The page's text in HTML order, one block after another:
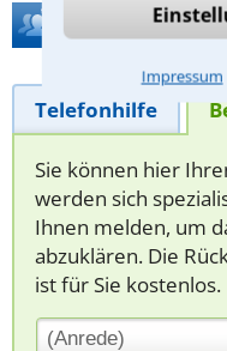
Impressum
Hilfe bei
Telefonhilfe
Sie können hier
werden sich
Ihnen melden, um
abzuklären. Die
ist für Sie kostenlos.
(Anrede)